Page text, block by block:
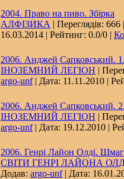
2004. Право на пиво. Збірка
АЛФІЗИКА | Переглядів:
16.03.2014 | Рейтинг: 0.0/0 |
2006. Анджей Сапковський.
ІНОЗЕМНИЙ ЛЕГІОН |
argo-unf| Дата: 11.11.2010 |
2006. Анджей Сапковський.
ІНОЗЕМНИЙ ЛЕГІОН |
argo-unf| Дата: 19.12.2010 |
2006. Генрі Лайон Олді.
СВІТИ ГЕНРІ ЛАЙОНА
Додав: argo-unf| Дата: